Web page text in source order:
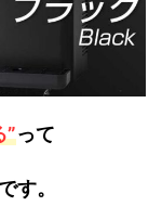
”って
す。